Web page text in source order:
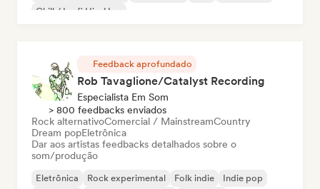
Chill / Lo-fi Hip-Hop
Feedback aprofundado
Rob Tavaglione/Catalyst Recording
Especialista Em Som
> 800 feedbacks enviados
Rock alternativoComercial / MainstreamCountry
Dream popEletrônica
Dar aos artistas feedbacks detalhados sobre o
som/produção
Eletrônica Rock experimental Folk indie
Indie pop